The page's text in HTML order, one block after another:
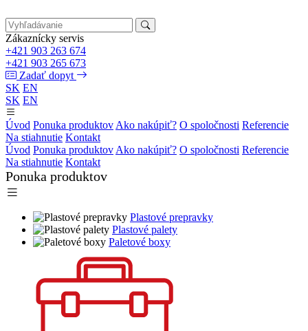
Zákaznícky servis
+421 903 263 674
+421 903 265 673
Zadať dopyt
SK EN
SK EN
Úvod Ponuka produktov Ako nakúpiť? O spoločnosti Referencie
Na stiahnutie Kontakt
Úvod Ponuka produktov Ako nakúpiť? O spoločnosti Referencie
Na stiahnutie Kontakt
Ponuka produktov
Plastové prepravky
Plastové palety
Paletové boxy